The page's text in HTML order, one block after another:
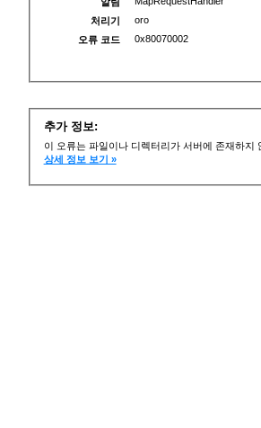
처리기
oro
오류 코드
0x80070002
추가 정보:
이 오류는 파일이나 디렉터리가 서버에 존재하
상세 정보 보기 »